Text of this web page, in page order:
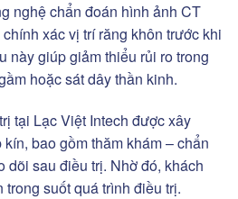
nghệ chẩn đoán hình ảnh CT
xác vị trí răng khôn trước khi
này giúp giảm thiểu rủi ro trong
hoặc sát dây thần kinh.
tại Lạc Việt Intech được xây
bao gồm thăm khám – chẩn
dõi sau điều trị. Nhờ đó, khách
trong suốt quá trình điều trị.